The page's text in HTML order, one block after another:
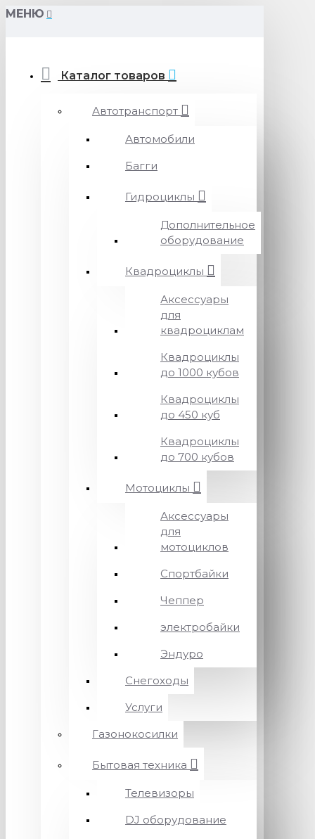
МЕНЮ
Каталог товаров
Автотранспорт
Автомобили
Багги
Гидроциклы
Дополнительное
оборудование
Квадроциклы
Аксессуары
для
квадроциклам
Квадроциклы
до 1000 кубов
Квадроциклы
до 450 куб
Квадроциклы
до 700 кубов
Мотоциклы
Аксессуары
для
мотоциклов
Спортбайки
Чеппер
электробайки
Эндуро
Снегоходы
Услуги
Газонокосилки
Бытовая техника
Телевизоры
DJ оборудование